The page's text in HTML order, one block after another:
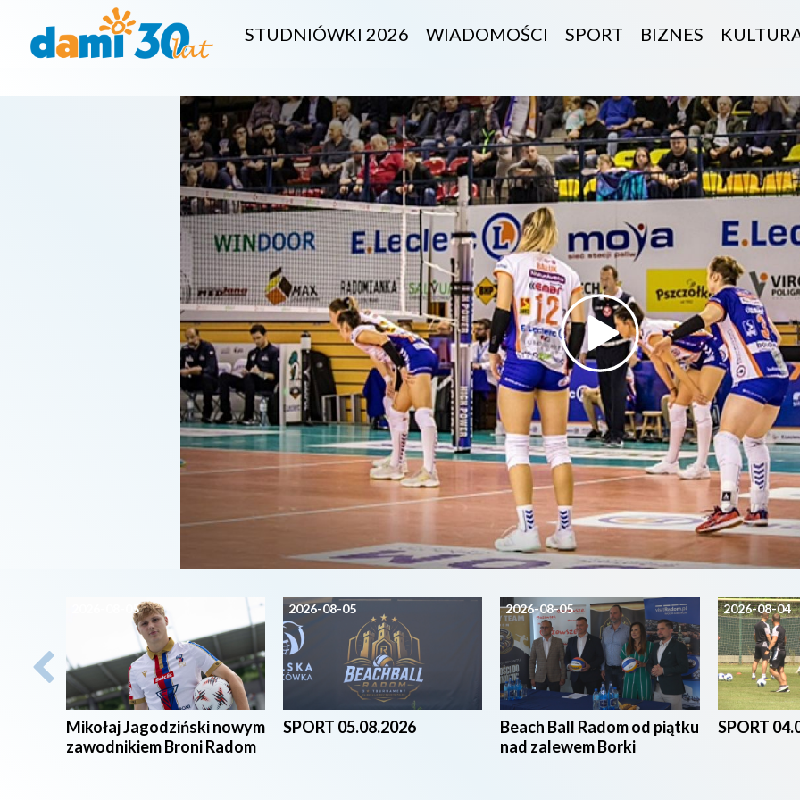
STUDNIÓWKI 2026 WIADOMOŚCI SPORT BIZNES
2026-08-05
Mikołaj Jagodziński nowym
zawodnikiem Broni Radom
2026-08-05
SPORT 05.08.2026
2026-08-05
Beach Ball Radom od piątku
nad zalewem Borki
2026-08-04
SPORT